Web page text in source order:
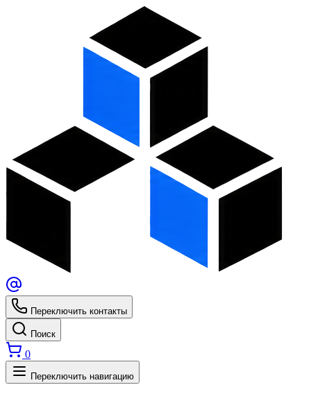
Переключить контакты
Поиск
0
Переключить навигацию